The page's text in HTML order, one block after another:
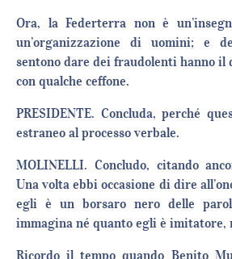
Ora, la Federterra non è
un’organizzazione di uomini; e
sentono dare dei fraudolenti hanno
con qualche ceffone.
PRESIDENTE. Concluda, perché
estraneo al processo verbale.
MOLINELLI. Concludo, citando
Una volta ebbi occasione di dire
egli è un borsaro nero delle
immagina né quanto egli è imitatore,
Ricordo il tempo quando Benito